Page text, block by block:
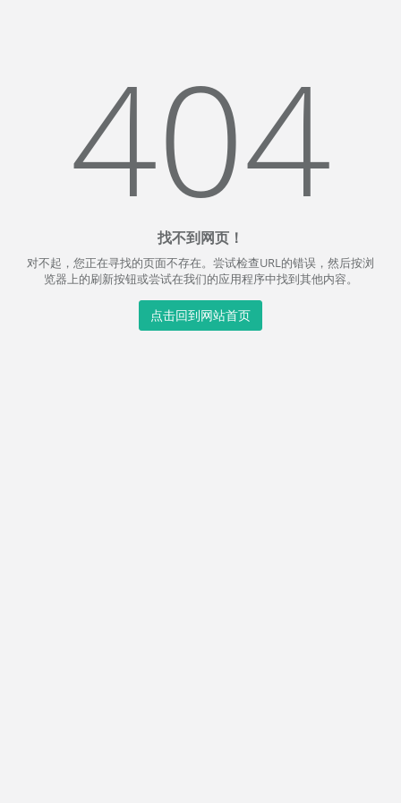
404
找不到网页！
对不起，您正在寻找的页面不存在。尝试检查URL的错误，然后按浏
览器上的刷新按钮或尝试在我们的应用程序中找到其他内容。
点击回到网站首页